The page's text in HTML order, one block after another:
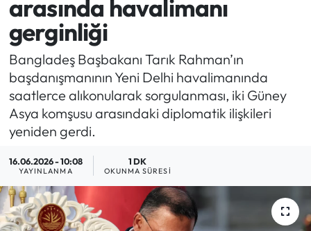
arasında havalimanı
gerginliği
Bangladeş Başbakanı Tarık Rahman’ın
başdanışmanının Yeni Delhi havalimanında
saatlerce alıkonularak sorgulanması, iki Güney
Asya komşusu arasındaki diplomatik ilişkileri
yeniden gerdi.
16.06.2026 - 10:08
YAYINLANMA
1 DK
OKUNMA SÜRESI
Bilim - Teknoloji
Kültür - Sanat
Spor
Asya-Pasifik
Yazarlar